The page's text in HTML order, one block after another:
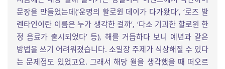
문장을 만들었는데(‘운명의 할로윈 데이가 다가왔다’, ‘로즈 발
렌타인이란 이름은 누가 생각한 걸까’, ‘다소 기괴한 할로윈 한
정 음료가 출시되었다’ 등), 해를 거듭하다 보니 예년과 같은
방법을 쓰기 어려워졌습니다. 소일장 주제가 식상해질 수 있다
는 문제점도 있었고요. 그래서 해당 월을 생각했을 때 떠오르